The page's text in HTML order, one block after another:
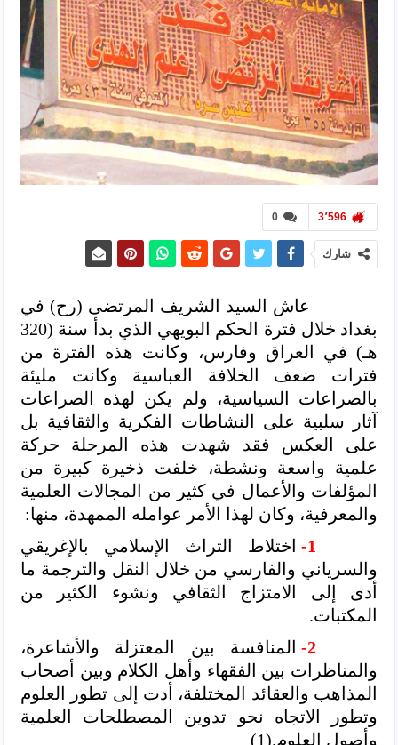
0 3٬596
شارك
عاش السيد الشريف المرتضى (رح) في
بغداد خلال فترة الحكم البويهي الذي بدأ سنة (320
ﻫـ) في العراق وفارس، وكانت هذه الفترة من
فترات ضعف الخلافة العباسية وكانت مليئة
بالصراعات السياسية، ولم يكن لهذه الصراعات
آثار سلبية على النشاطات الفكرية والثقافية بل
على العكس فقد شهدت هذه المرحلة حركة
علمية واسعة ونشطة، خلفت ذخيرة كبيرة من
المؤلفات والأعمال في كثير من المجالات العلمية
والمعرفية، وكان لهذا الأمر عوامله الممهدة، منها:
1- اختلاط التراث الإسلامي بالإغريقي
والسرياني والفارسي من خلال النقل والترجمة ما
أدى إلى الامتزاج الثقافي ونشوء الكثير من
المكتبات.
2-
المنافسة بين المعتزلة والأشاعرة،
والمناظرات بين الفقهاء وأهل الكلام وبين أصحاب
المذاهب والعقائد المختلفة، أدت إلى تطور العلوم
وتطور الاتجاه نحو تدوين المصطلحات العلمية
وأصول العلوم.(1)